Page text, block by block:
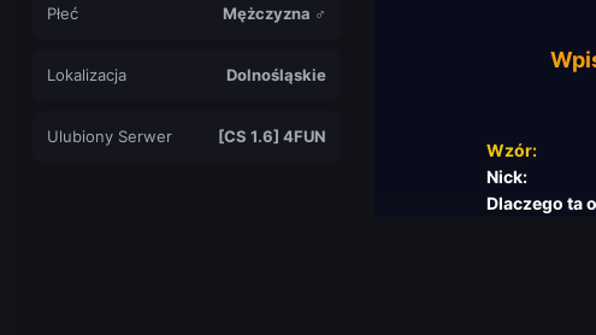
Płeć Mężczyzna ♂
Lokalizacja Dolnośląskie
Ulubiony Serwer [CS 1.6] 4FUN
Wzór:
Nick:
Dlaczego ta